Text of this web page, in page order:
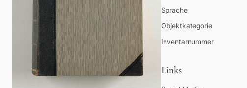
Sprache
Objektkategorie
Inventarnummer
Links